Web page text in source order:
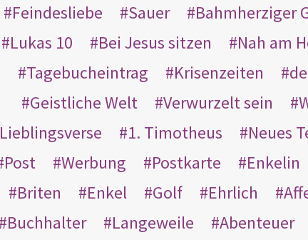
Feindesliebe
Sauer Bahmherziger
Lukas 10
Bei Jesus sitzen Nah am
Tagebucheintrag
Krisenzeiten
Geistliche Welt
Verwurzelt sein
Lieblingsverse
1. Timotheus Neues
Post
Werbung Postkarte Enkelin
Briten
Enkel Golf Ehrlich
Buchhalter
Langeweile Abenteuer